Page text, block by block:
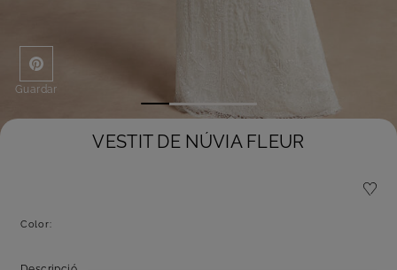
Guardar
VESTIT DE NÚVIA FLEUR
Color: